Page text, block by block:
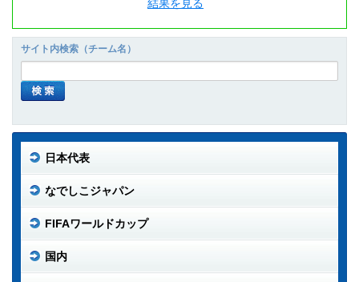
結果を見る
サイト内検索（チーム名）
日本代表
なでしこジャパン
FIFAワールドカップ
国内